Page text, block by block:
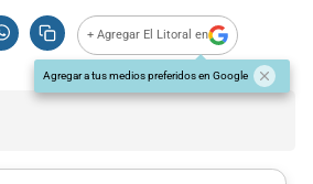
+ Agregar El Litoral en
Agregar a tus medios preferidos en Google